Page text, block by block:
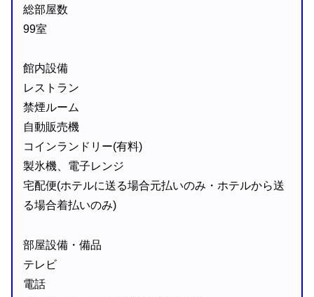
総部屋数
99室
館内設備
レストラン
禁煙ルーム
自動販売機
コインランドリー(有料)
製氷機、電子レンジ
宅配便(ホテルに送る場合元払いのみ・ホテルから送
る場合着払いのみ)
部屋設備・備品
テレビ
電話